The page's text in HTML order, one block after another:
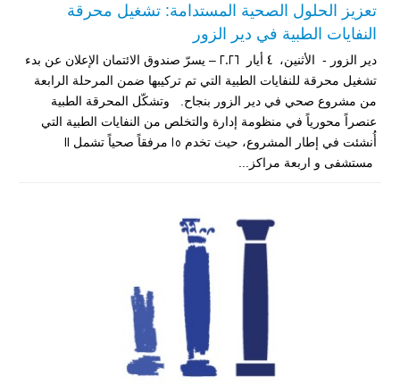
تعزيز الحلول الصحية المستدامة: تشغيل محرقة
النفايات الطبية في دير الزور
دير الزور - الأثنين، 4 أيار 2026 – يسرّ صندوق الائتمان الإعلان عن بدء
تشغيل محرقة للنفايات الطبية التي تم تركيبها ضمن المرحلة الرابعة
من مشروع صحي في دير الزور بنجاح. وتشكّل المحرقة الطبية
عنصراً محورياً في منظومة إدارة والتخلص من النفايات الطبية التي
أُنشئت في إطار المشروع، حيث تخدم 15 مرفقاً صحياً تشمل 11
مستشفى و اربعة مراكز...